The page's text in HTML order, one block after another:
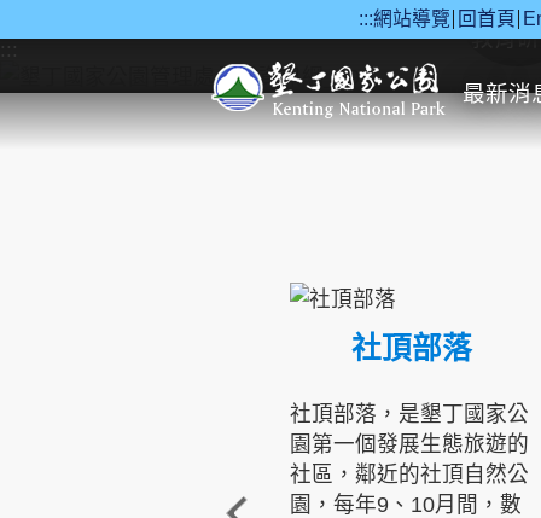
:::網站導覽 回首頁
最新消
::: 教育
社頂部落
社頂部落，是墾丁國家公
園第一個發展生態旅遊的
社區，鄰近的社頂自然公
園，每年9、10月間，數